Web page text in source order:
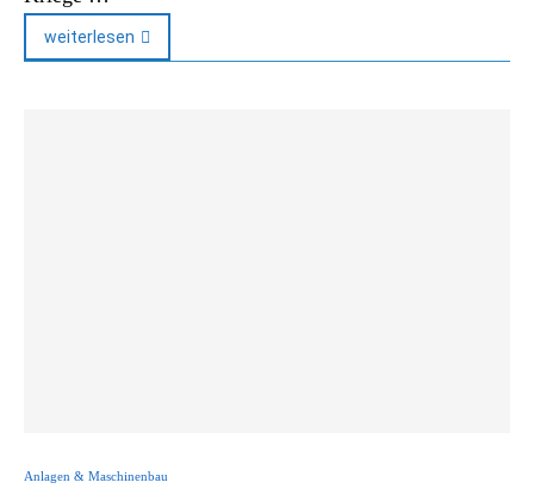
weiterlesen
Anlagen & Maschinenbau